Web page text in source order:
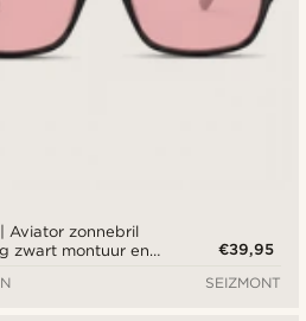
Aviator zonnebril
zwart montuur en
€39,95
SEIZMONT